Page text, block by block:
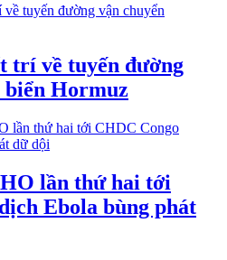
trí về tuyến đường
biển Hormuz
lần thứ hai tới
Ebola bùng phát